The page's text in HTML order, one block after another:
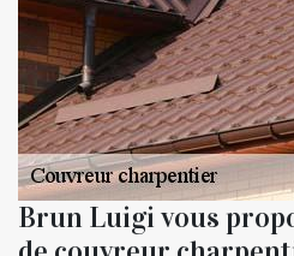
Brun Luigi vous